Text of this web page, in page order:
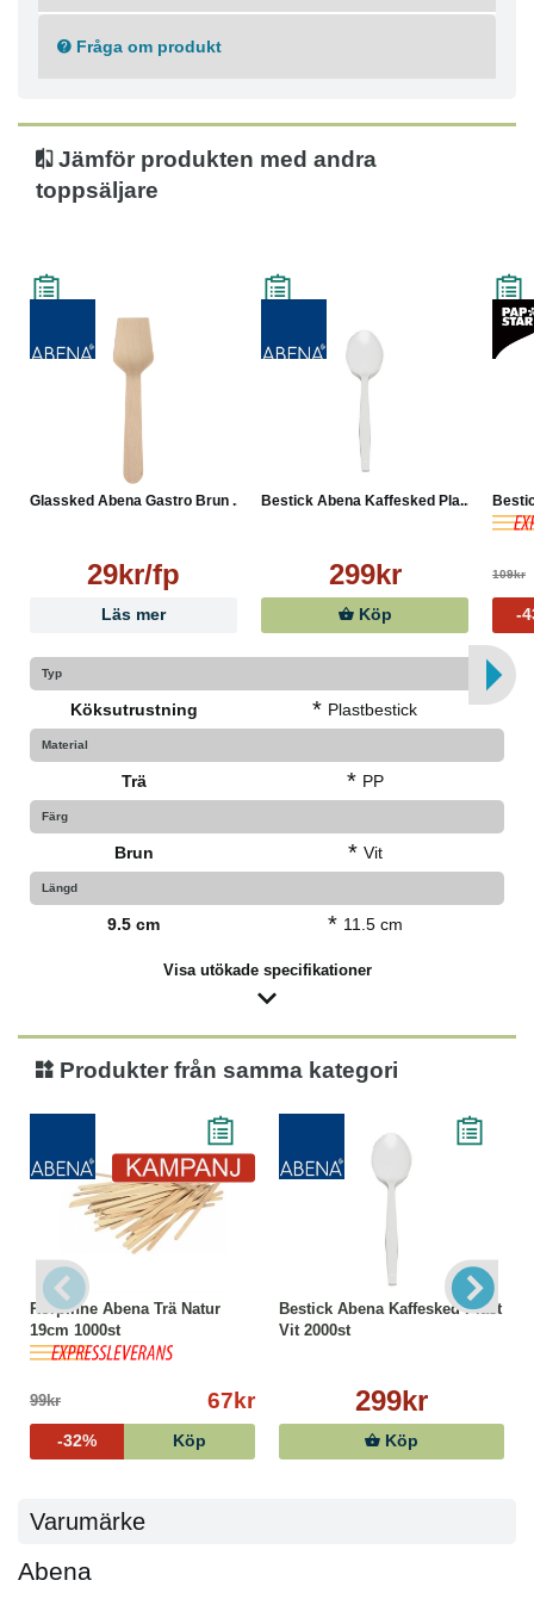
Fråga om produkt
Jämför produkten med andra
toppsäljare
Glassked Abena Gastro Brun ...
29kr/fp
Läs mer
Bestick Abena Kaffesked Pla...
299kr
Köp
109kr
-
Typ
Köksutrustning * Plastbestick
Material
Trä * PP
Färg
Brun * Vit
Längd
9.5 cm * 11.5 cm
Visa utökade specifikationer
Produkter från samma kategori
Rörpinne Abena Trä Natur
19cm 1000st
99kr 67kr
-32% Köp
Bestick Abena Kaffesked Plast
Vit 2000st
299kr
Köp
Varumärke
Abena